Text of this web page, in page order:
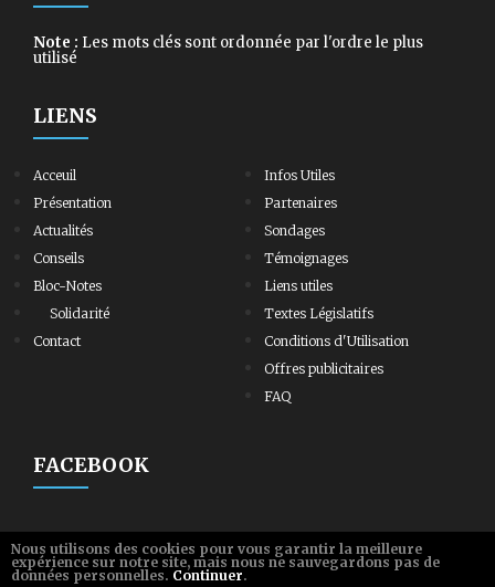
Note : Les mots clés sont ordonnée par l'ordre le plus
utilisé
LIENS
Acceuil
Présentation
Actualités
Conseils
Bloc-Notes
Solidarité
Contact
Infos Utiles
Partenaires
Sondages
Témoignages
Liens utiles
Textes Législatifs
Conditions d'Utilisation
Offres publicitaires
FAQ
FACEBOOK
Nous utilisons des cookies pour vous garantir la meilleure
expérience sur notre site, mais nous ne sauvegardons pas de
données personnelles. Continuer.